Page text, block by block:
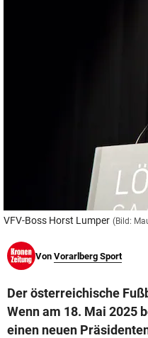
VFV-Boss Horst Lumper (Bild:
Von Vorarlberg Sport
Der österreichische
Wenn am 18. Mai 2025
einen neuen